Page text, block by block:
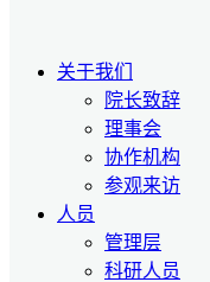
关于我们
院长致辞
理事会
协作机构
参观来访
人员
管理层
科研人员